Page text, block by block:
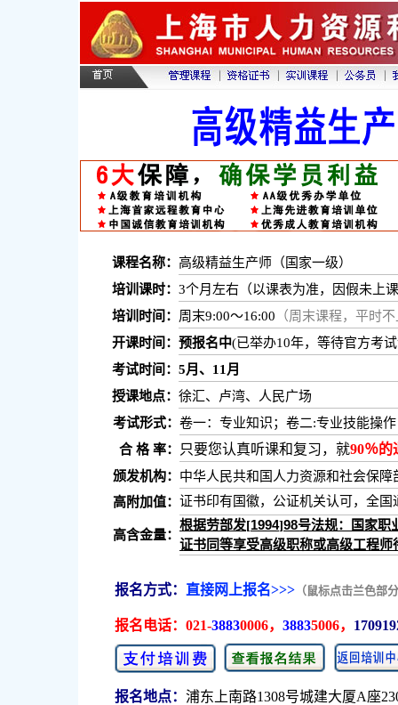
课程名称： 高级精益生产师（国家一级）
培训课时： 3个月左右（以课表为准，因假未上
培训时间： 周末9:00～16:00 （周末课程，平时
开课时间： 预报名中(已举办10年，等待官方考
考试时间： 5月、11月
授课地点： 徐汇、卢湾、人民广场
考试形式： 卷一：专业知识；卷二:专业技能操
合 格 率：
只要您认真听课和复习，就90％的
颁发机构： 中华人民共和国人力资源和社会保
高附加值： 证书印有国徽，公证机关认可，全
高含金量：
根据劳部发[1994]98号法规：国家职
证书同等享受高级职称或高级工程
报名方式： 直接网上报名>>> （鼠标点击兰色部
报名电话： 021-38830006， 38835006，
报名地点： 浦东上南路1308号城建大厦A座